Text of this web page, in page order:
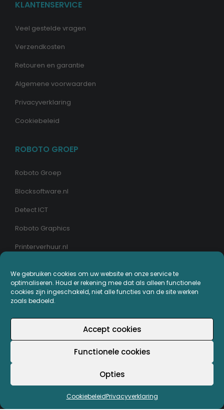
We gebruiken cookies om uw website en onze service te
optimaliseren. Houd er rekening mee dat als alleen functionele
cookies zijn ingeschakeld, niet alle functies van de site werken
zoals bedoeld.
Accept cookies
Functionele cookies
Opties
CookiebeleidPrivacyverklaring
KLANTENSERVICE
Veel gestelde vragen
Verzendkosten
Retouren en garantie
Algemene voorwaarden
Privacyverklaring
Cookiebeleid
ROBOTO GROEP
Roboto Groep
Blocksoftware.nl
Detect ICT
Roboto Graphics
Printerverhuur.nl
MIJN PRINTERPLAZA.NL
Bestellingen
Mijn Printerpunten
Wachtwoord vergeten
© Copyright - Printerplaza.nl